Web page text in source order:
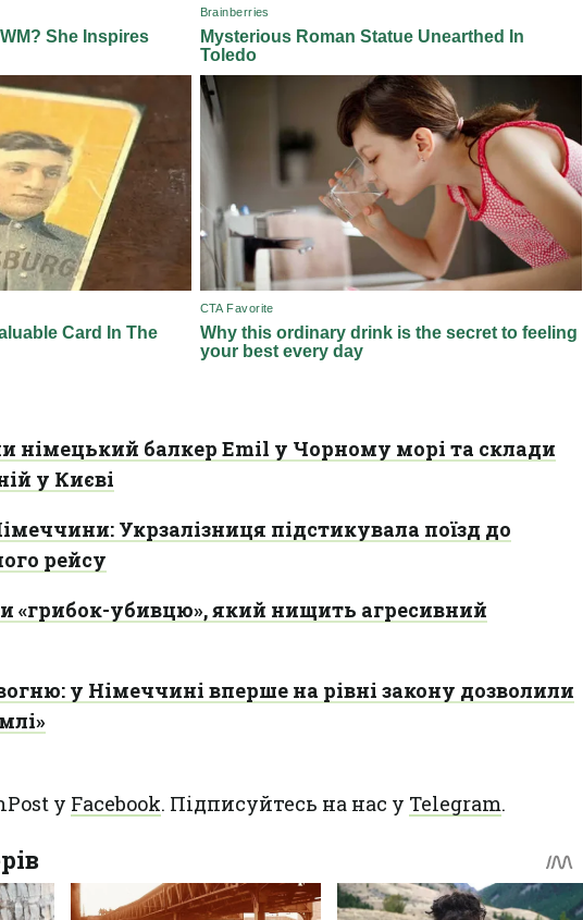
німецький балкер Emil у Чорному морі та склади
у Києві
Укрзалізниця підстикувала поїзд до
рейсу
«грибок-убивцю», який нищить агресивний
у Німеччині вперше на рівні закону дозволили
у Facebook. Підписуйтесь на нас у Telegram.